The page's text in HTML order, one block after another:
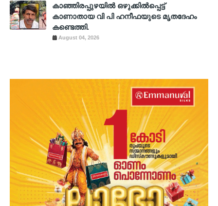
കാഞ്ഞിരപ്പുഴയിൽ ഒഴുക്കിൽപ്പെട്ട്
കാണാതായ വി പി ഹനീഫയുടെ മൃതദേഹം
കണ്ടെത്തി.
August 04, 2026